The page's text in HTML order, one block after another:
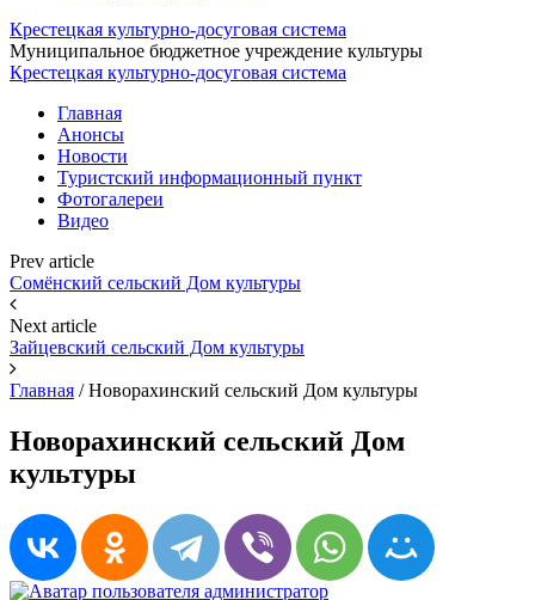
Крестецкая культурно-досуговая система
Муниципальное бюджетное учреждение культуры
Крестецкая культурно-досуговая система
Главная
Анонсы
Новости
Туристский информационный пункт
Фотогалереи
Видео
Prev article
Сомёнский сельский Дом культуры
Next article
Зайцевский сельский Дом культуры
Главная /Новорахинский сельский Дом культуры
Новорахинский сельский Дом
культуры